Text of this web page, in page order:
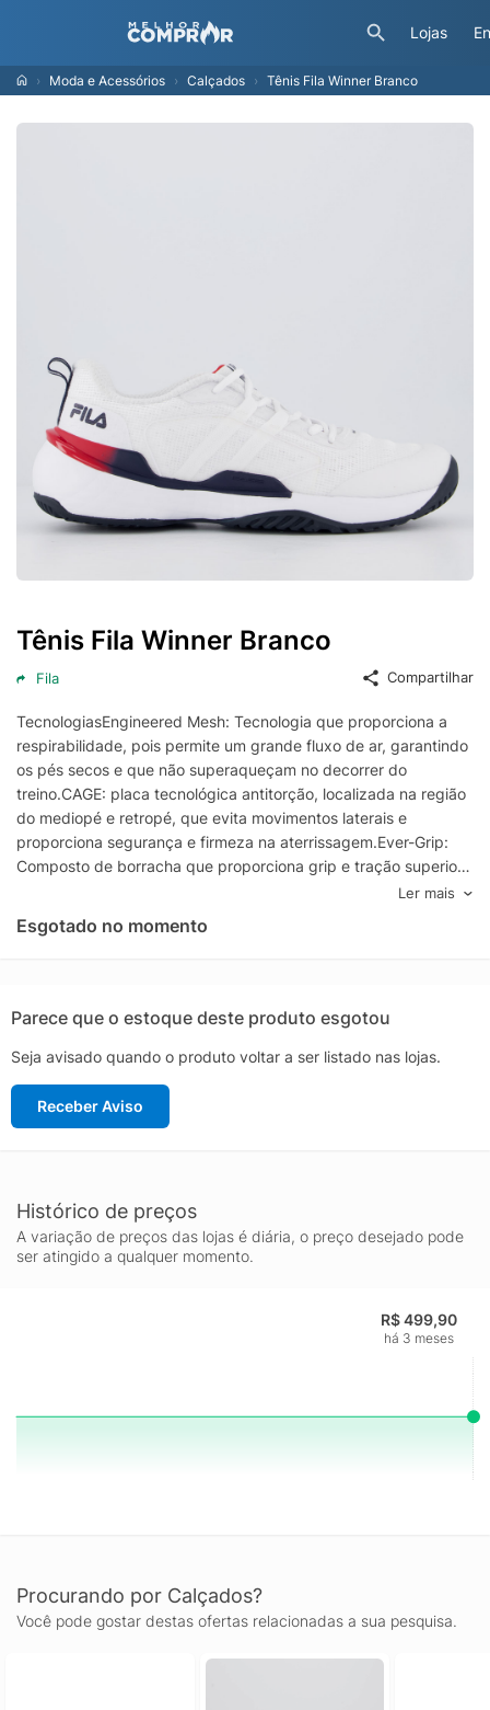
Lojas
Moda e Acessórios Calçados Tênis Fila Winner Branco
Tênis Fila Winner Branco
Fila Compartilhar
TecnologiasEngineered Mesh: Tecnologia que proporciona a
respirabilidade, pois permite um grande fluxo de ar, garantindo
os pés secos e que não superaqueçam no decorrer do
treino.CAGE: placa tecnológica antitorção, localizada na região
do mediopé e retropé, que evita movimentos laterais e
proporciona segurança e firmeza na aterrissagem.Ever-Grip:
Composto de borracha que proporciona grip e tração superior
em superfícies secas ou molhadas.Composição cabedal (parte
superior): Sintético com partes em têxtilForro: Material têxtil
com acolchoamento reforçado no calcanharPalmilha: Em EVA
resistenteLingueta: Macia e acolchoadaCor predominante:
NacionalAjuste: CadarçoPeso aproximado: 800g o par n° 40
Ler mais
Esgotado no momento
Parece que o estoque deste produto esgotou
Seja avisado quando o produto voltar a ser listado nas lojas.
Receber Aviso
Histórico de preços
A variação de preços das lojas é diária, o preço desejado pode
ser atingido a qualquer momento.
R$ 499,90
há 3 meses
Procurando por Calçados?
Você pode gostar destas ofertas relacionadas a sua pesquisa.